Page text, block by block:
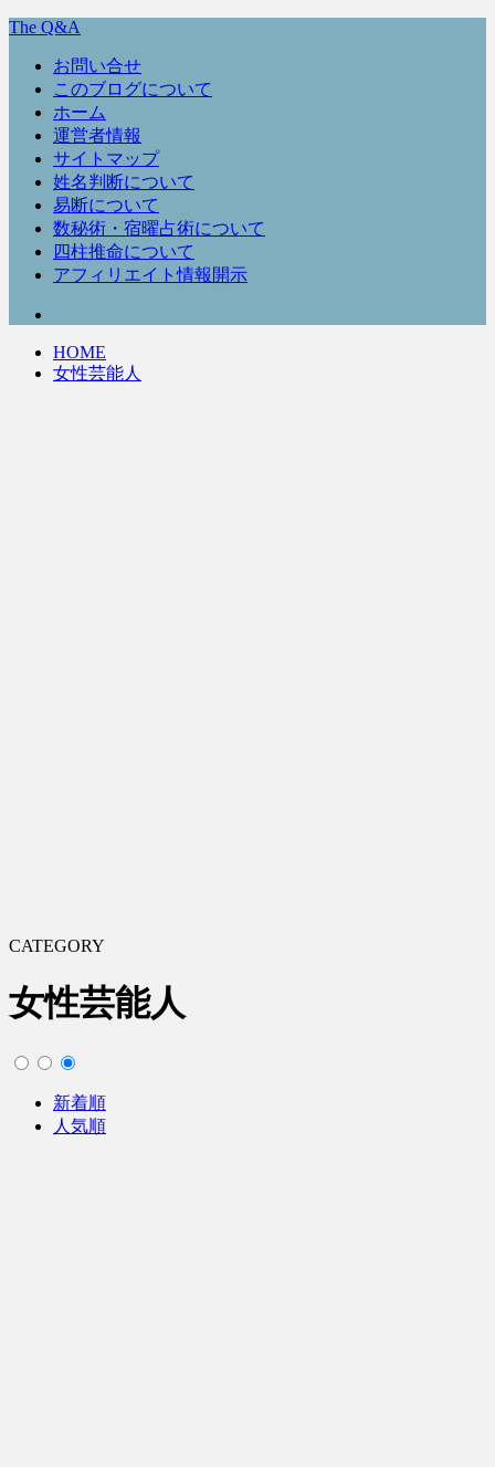
The Q&A
お問い合せ
このブログについて
ホーム
運営者情報
サイトマップ
姓名判断について
易断について
数秘術・宿曜占術について
四柱推命について
アフィリエイト情報開示
HOME
女性芸能人
CATEGORY
女性芸能人
新着順
人気順